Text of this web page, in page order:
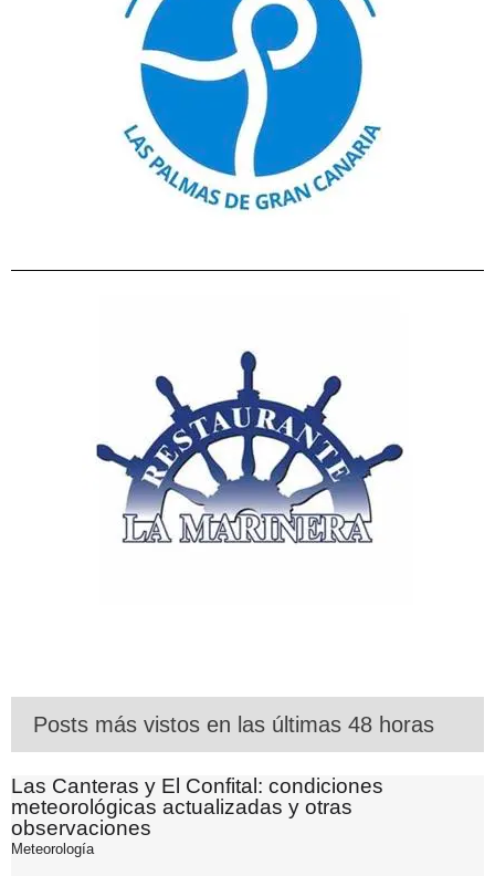
Posts más vistos en las últimas 48 horas
Las Canteras y El Confital: condiciones
meteorológicas actualizadas y otras
observaciones
Meteorología